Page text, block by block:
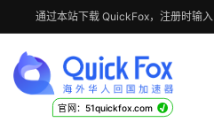
通过本站下载 QuickFox，注册时输入
官网：51quickfox.com √